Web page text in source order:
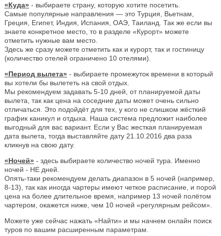
«Куда» - выбираете страну, которую хотите посетить.
Самые популярные направления — это Турция, Вьетнам,
Греция, Египет, Индия, Испания, ОАЭ, Таиланд. Так же если вы
знаете конкретное место, то в разделе «Курорт» можете
отметить нужные вам место.
Здесь же сразу можете отметить как и курорт, так и гостиницу
(количество отелей ограничено 10 отелями).
«Период вылета» - выбираете промежуток времени в который
вы хотели бы вылететь на свой отдых.
Мы рекомендуем задавать 5-10 дней, от планируемой даты
вылета, так как цена на соседние даты может очень сильно
отличаться. Это подойдёт для тех, у кого не слишком жёсткий
график каникул и отдыха. Наша система предложит наиболее
выгодный для вас вариант. Если у Вас жесткая планируемая
дата вылета, тогда выставляйте дату 21.10.2016 два раза
кликнув на свою дату.
«Ночей» - здесь выбираете количество ночей тура. Именно
ночей - НЕ дней.
Опять-таки рекомендуем делать диапазон в 5 ночей (например,
8-13), так как иногда чартеры имеют четкое расписание, и порой
цена на более длительное время, например 13 ночей полётом
чартером, окажется ниже, чем 10 ночей «регулярным рейсом».
Можете уже сейчас нажать «Найти» и мы начнем онлайн поиск
туров по вашим расширенным параметрам.